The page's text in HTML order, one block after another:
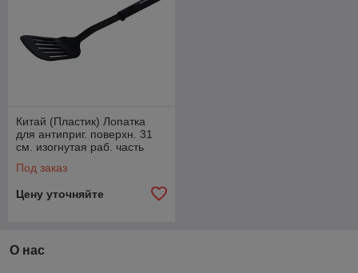
Китай (Пластик) Лопатка
для антиприг. поверхн. 31
см. изогнутая раб. часть
перфор.
Под заказ
Цену уточняйте
О нас